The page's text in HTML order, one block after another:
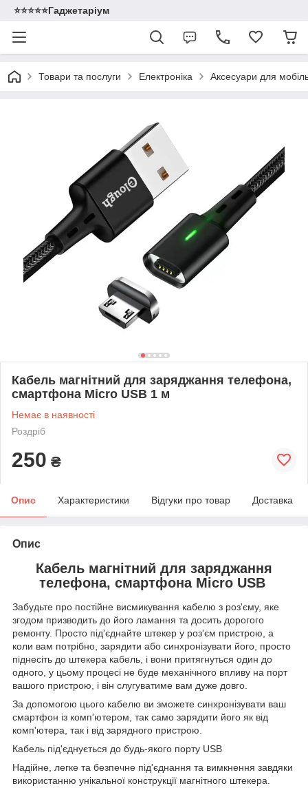
⭐️⭐️⭐️⭐️⭐️Гаджетаріум
Товари та послуги Електроніка Аксесуари для
Кабель магнітний для заряджання телефона,
смартфона Micro USB 1 м
Немає в наявності
Роздріб
250 ₴
Опис Характеристики Відгуки про товар Доставка
Опис
Кабель магнітний для заряджання
телефона, смартфона Micro USB
Забудьте про постійне висмикування кабелю з роз'єму, яке
згодом призводить до його ламання та досить дорогого
ремонту. Просто під'єднайте штекер у роз'єм пристрою, а
коли вам потрібно, зарядити або синхронізувати його, просто
піднесіть до штекера кабель, і вони притягнуться один до
одного, у цьому процесі не буде механічного впливу на порт
вашого пристрою, і він слугуватиме вам дуже довго.
За допомогою цього кабелю ви зможете синхронізувати ваш
смартфон із комп'ютером, так само зарядити його як від
комп'ютера, так і від зарядного пристрою.
Кабель під'єднується до будь-якого порту USB
Надійне, легке та безпечне під'єднання та вимкнення завдяки
використанню унікальної конструкції магнітного штекера.